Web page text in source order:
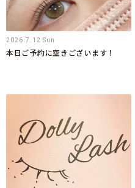
2026.7.12 Sun
本日ご予約に空きございます！